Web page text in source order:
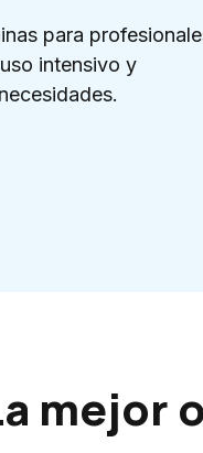
para
intensivo y
mejor